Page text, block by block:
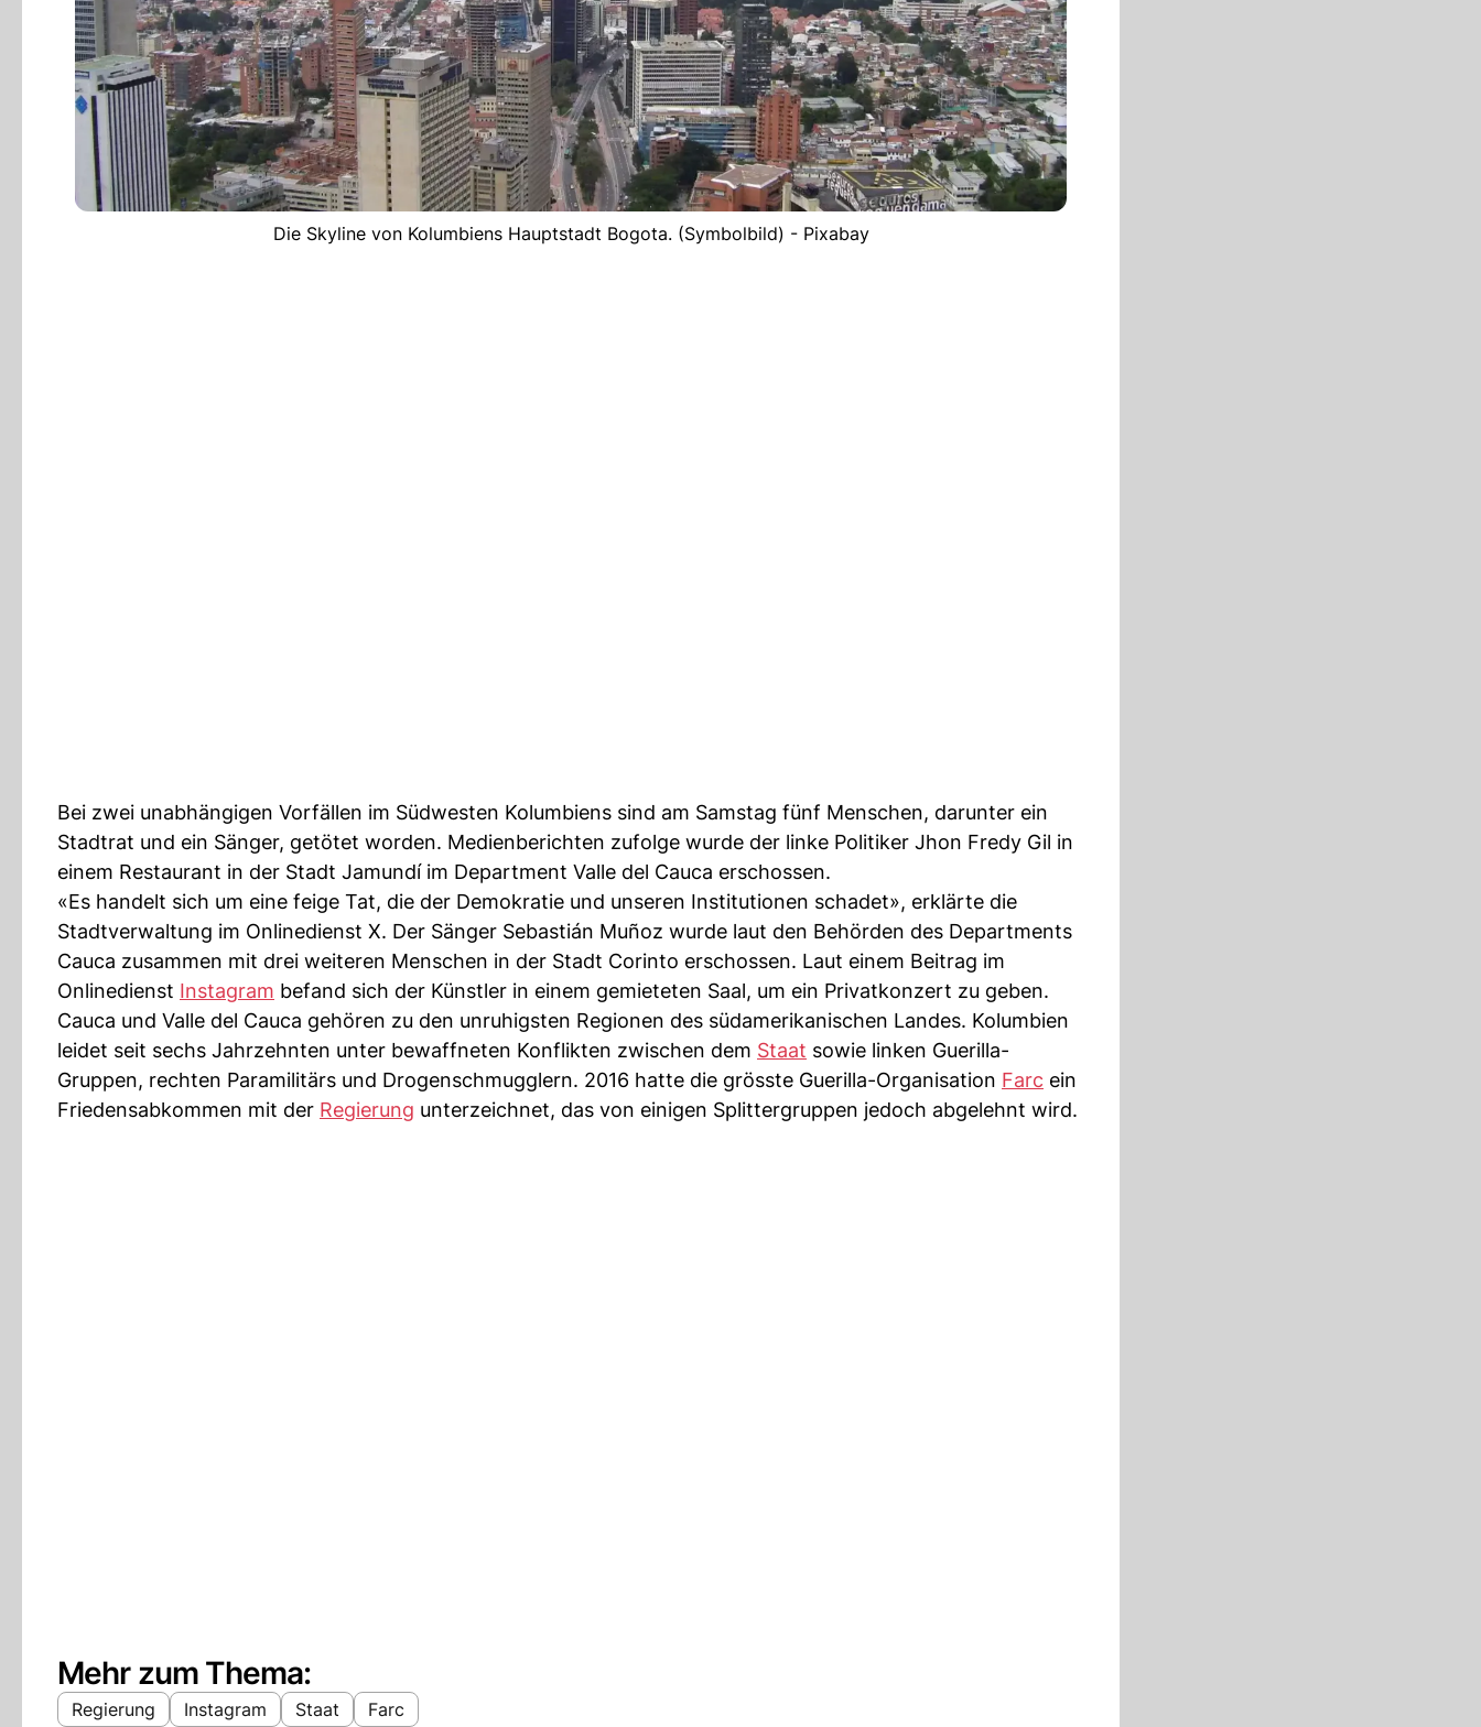
Die Skyline von Kolumbiens Hauptstadt Bogota. (Symbolbild) - Pixabay
Bei zwei unabhängigen Vorfällen im Südwesten Kolumbiens sind am Samstag fünf Menschen, darunter ein
Stadtrat und ein Sänger, getötet worden. Medienberichten zufolge wurde der linke Politiker Jhon Fredy Gil in
einem Restaurant in der Stadt Jamundí im Department Valle del Cauca erschossen.
«Es handelt sich um eine feige Tat, die der Demokratie und unseren Institutionen schadet», erklärte die
Stadtverwaltung im Onlinedienst X. Der Sänger Sebastián Muñoz wurde laut den Behörden des Departments
Cauca zusammen mit drei weiteren Menschen in der Stadt Corinto erschossen. Laut einem Beitrag im
Onlinedienst Instagram befand sich der Künstler in einem gemieteten Saal, um ein Privatkonzert zu geben.
Cauca und Valle del Cauca gehören zu den unruhigsten Regionen des südamerikanischen Landes. Kolumbien
leidet seit sechs Jahrzehnten unter bewaffneten Konflikten zwischen dem Staat sowie linken Guerilla-
Gruppen, rechten Paramilitärs und Drogenschmugglern. 2016 hatte die grösste Guerilla-Organisation Farc ein
Friedensabkommen mit der Regierung unterzeichnet, das von einigen Splittergruppen jedoch abgelehnt wird.
Mehr zum Thema:
Regierung Instagram Staat Farc